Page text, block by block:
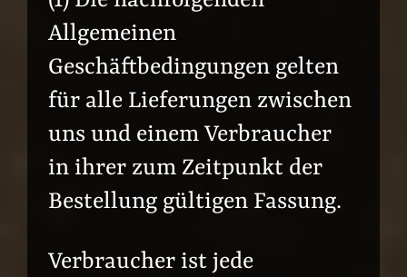
Allgemeinen
Geschäftbedingungen gelten
für alle Lieferungen zwischen
uns und einem Verbraucher
in ihrer zum Zeitpunkt der
Bestellung gültigen Fassung.
Verbraucher ist jede